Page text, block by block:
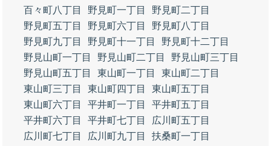
百々町八丁目
野見町一丁目
野見町二丁目
野見町五丁目
野見町六丁目
野見町八丁目
野見町九丁目
野見町十一丁目
野見町十二丁目
野見山町一丁目
野見山町二丁目
野見山町三丁目
野見山町五丁目
東山町一丁目
東山町二丁目
東山町三丁目
東山町四丁目
東山町五丁目
東山町六丁目
平井町一丁目
平井町五丁目
平井町六丁目
平井町七丁目
広川町五丁目
広川町七丁目
広川町九丁目
扶桑町一丁目